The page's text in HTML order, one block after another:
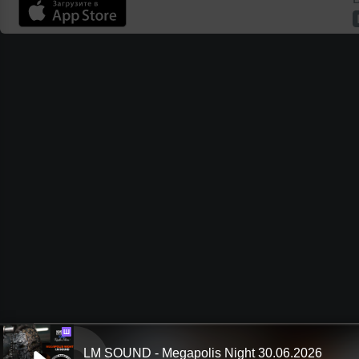
Ш
LM SOUND - Megapolis Night 30.06.2026